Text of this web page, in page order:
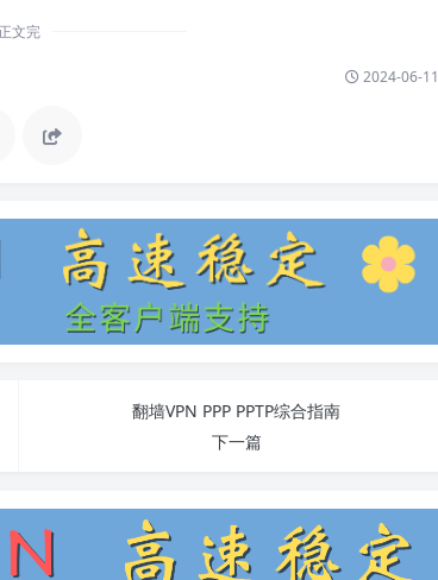
正文完
2024-06-11
翻墙VPN PPP PPTP综合指南
下一篇